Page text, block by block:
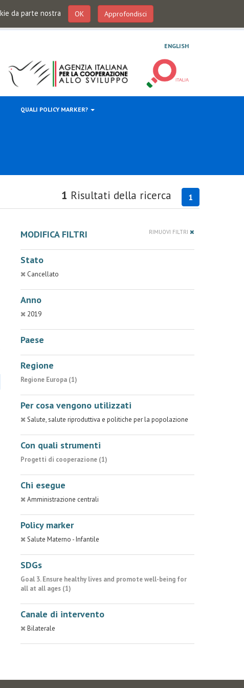
da parte nostra OK Approfondisci
ENGLISH
QUALI POLICY MARKER?
1
1 Risultati della ricerca
MODIFICA FILTRI RIMUOVI FILTRI
Stato
Cancellato
Anno
2019
Paese
Regione
Regione Europa (1)
Per cosa vengono utilizzati
Salute, salute riproduttiva e politiche per la popolazione
Con quali strumenti
Progetti di cooperazione (1)
Chi esegue
Amministrazione centrali
Policy marker
Salute Materno - Infantile
SDGs
Goal 3. Ensure healthy lives and promote well-being for
all at all ages (1)
Canale di intervento
Bilaterale